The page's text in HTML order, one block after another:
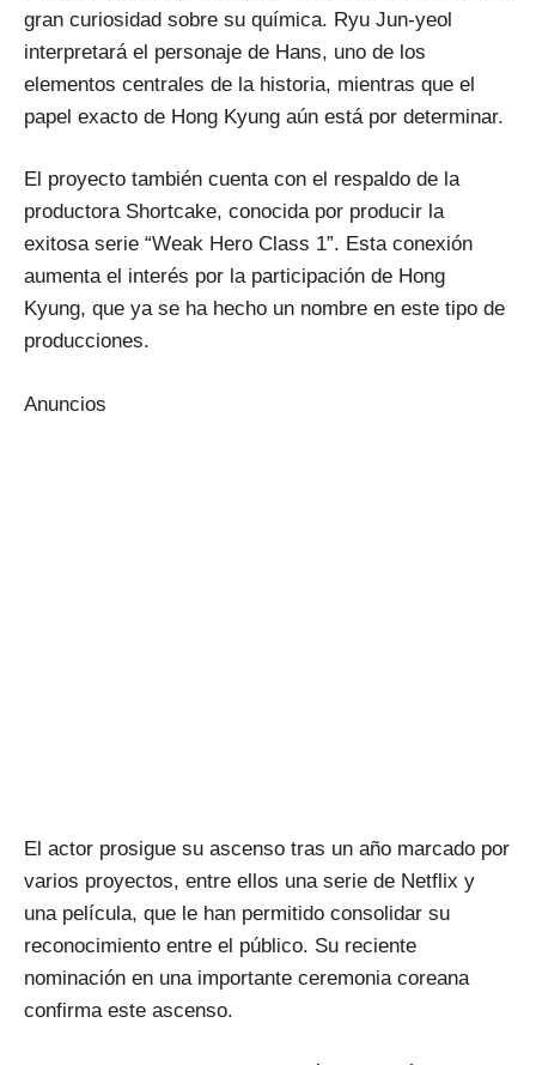
gran curiosidad sobre su química. Ryu Jun-yeol
interpretará el personaje de Hans, uno de los
elementos centrales de la historia, mientras que el
papel exacto de Hong Kyung aún está por determinar.
El proyecto también cuenta con el respaldo de la
productora Shortcake, conocida por producir la
exitosa serie “Weak Hero Class 1”. Esta conexión
aumenta el interés por la participación de Hong
Kyung, que ya se ha hecho un nombre en este tipo de
producciones.
Anuncios
El actor prosigue su ascenso tras un año marcado por
varios proyectos, entre ellos una serie de Netflix y
una película, que le han permitido consolidar su
reconocimiento entre el público. Su reciente
nominación en una importante ceremonia coreana
confirma este ascenso.